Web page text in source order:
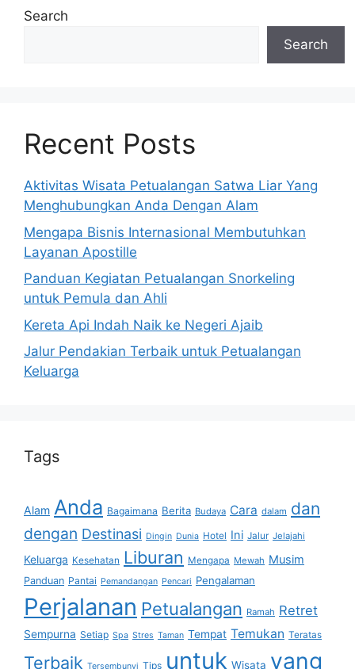
Search
Search
Recent Posts
Aktivitas Wisata Petualangan Satwa Liar Yang
Menghubungkan Anda Dengan Alam
Mengapa Bisnis Internasional Membutuhkan
Layanan Apostille
Panduan Kegiatan Petualangan Snorkeling
untuk Pemula dan Ahli
Kereta Api Indah Naik ke Negeri Ajaib
Jalur Pendakian Terbaik untuk Petualangan
Keluarga
Tags
Alam Anda Bagaimana Berita Budaya Cara dalam dan
dengan Destinasi Dingin Dunia Hotel Ini Jalur Jelajahi
Keluarga Kesehatan Liburan Mengapa Mewah Musim
Panduan Pantai Pemandangan Pencari Pengalaman
Perjalanan Petualangan Ramah Retret
Sempurna Setiap Spa Stres Taman Tempat Temukan Teratas
Terbaik Tersembunyi Tips untuk Wisata yang